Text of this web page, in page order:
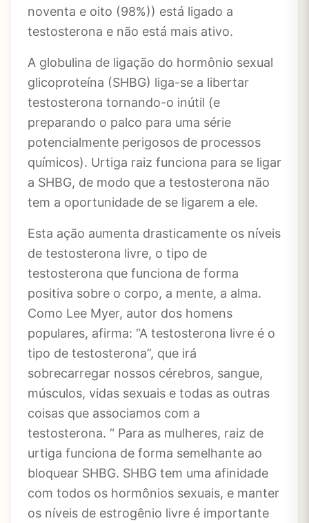
noventa e oito (98%)) está ligado a
testosterona e não está mais ativo.
A globulina de ligação do hormônio sexual
glicoproteína (SHBG) liga-se a libertar
testosterona tornando-o inútil (e
preparando o palco para uma série
potencialmente perigosos de processos
químicos). Urtiga raiz funciona para se ligar
a SHBG, de modo que a testosterona não
tem a oportunidade de se ligarem a ele.
Esta ação aumenta drasticamente os níveis
de testosterona livre, o tipo de
testosterona que funciona de forma
positiva sobre o corpo, a mente, a alma.
Como Lee Myer, autor dos homens
populares, afirma: “A testosterona livre é o
tipo de testosterona”, que irá
sobrecarregar nossos cérebros, sangue,
músculos, vidas sexuais e todas as outras
coisas que associamos com a
testosterona. “ Para as mulheres, raiz de
urtiga funciona de forma semelhante ao
bloquear SHBG. SHBG tem uma afinidade
com todos os hormônios sexuais, e manter
os níveis de estrogênio livre é importante